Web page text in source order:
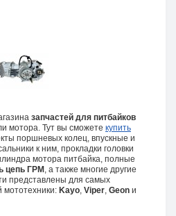
запчастей для питбайков
мотора. Тут вы сможете купить
поршневых колец, впускные и
к ним, прокладки головки
мотора питбайка, полные
цепь ГРМ , а также многие другие
представлены для самых
мототехники: Kayo Viper Geon и